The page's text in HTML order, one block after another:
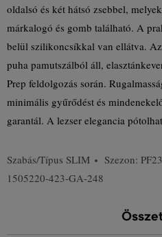
oldalsó és két hátsó zsebbel,
márkalogó és gomb található. A
belül szilikoncsíkkal van ellátva.
puha pamutszálból áll,
Prep feldolgozás során.
minimális gyűrődést és
garantál. A lezser elegancia
Szabás/Típus SLIM Szezon: PF23
1505220-423-GA-248